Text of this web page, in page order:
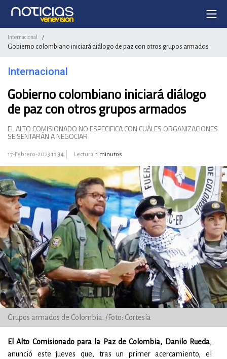
Internacional /
Gobierno colombiano iniciará diálogo de paz con otros grupos armados
Internacional
Gobierno colombiano iniciará diálogo
de paz con otros grupos armados
EL ALTO COMISIONADO NO ESPECIFICA CON CUÁLES ORGANIZACIONES
SE SENTARÁN A NEGOCIAR
17-Febrero-2023 11:34 Lectura: 1 minutos
Grupos armados de Colombia. /Foto: Cortesía
El Alto Comisionado para la Paz de Colombia, Danilo Rueda,
anunció este jueves que, tras un primer acercamiento, el